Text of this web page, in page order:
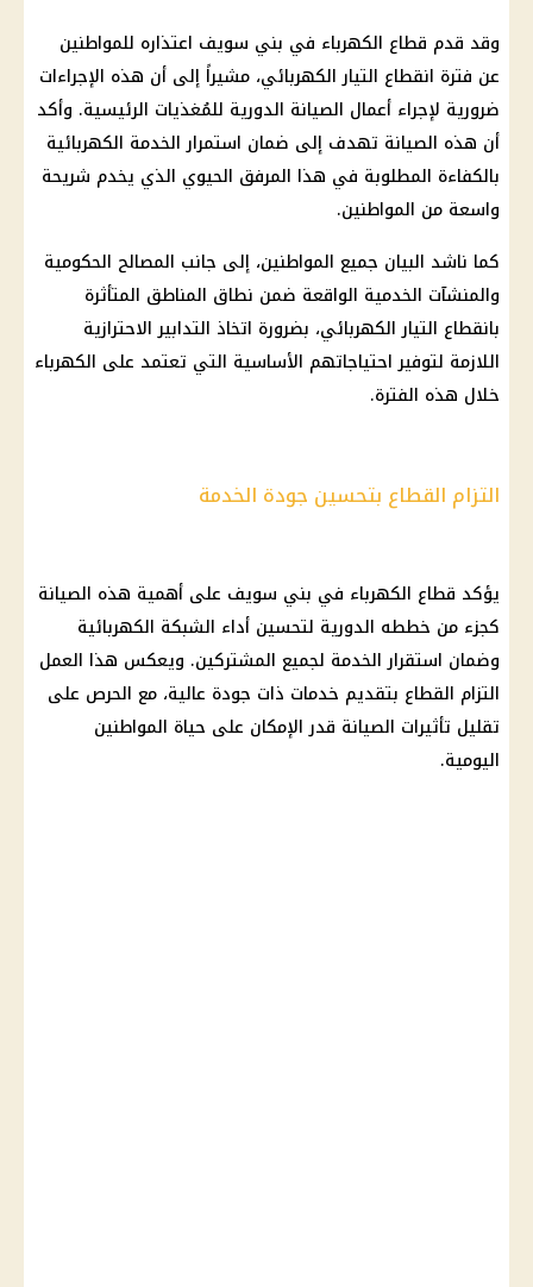
وقد قدم قطاع الكهرباء في بني سويف اعتذاره للمواطنين
عن فترة انقطاع التيار الكهربائي، مشيراً إلى أن هذه الإجراءات
ضرورية لإجراء أعمال الصيانة الدورية للمُغذيات الرئيسية. وأكد
أن هذه الصيانة تهدف إلى ضمان استمرار الخدمة الكهربائية
بالكفاءة المطلوبة في هذا المرفق الحيوي الذي يخدم شريحة
واسعة من المواطنين.
كما ناشد البيان جميع المواطنين، إلى جانب المصالح الحكومية
والمنشآت الخدمية الواقعة ضمن نطاق المناطق المتأثرة
بانقطاع التيار الكهربائي، بضرورة اتخاذ التدابير الاحترازية
اللازمة لتوفير احتياجاتهم الأساسية التي تعتمد على الكهرباء
خلال هذه الفترة.
التزام القطاع بتحسين جودة الخدمة
يؤكد قطاع الكهرباء في بني سويف على أهمية هذه الصيانة
كجزء من خططه الدورية لتحسين أداء الشبكة الكهربائية
وضمان استقرار الخدمة لجميع المشتركين. ويعكس هذا العمل
التزام القطاع بتقديم خدمات ذات جودة عالية، مع الحرص على
تقليل تأثيرات الصيانة قدر الإمكان على حياة المواطنين
اليومية.